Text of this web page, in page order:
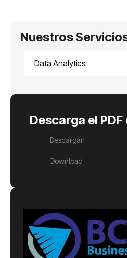
Nuestros
Data Analytics
Descarga el
Descargar
Download